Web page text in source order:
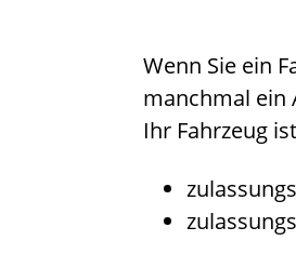
Wenn Sie ein
manchmal ein
Ihr Fahrzeug ist